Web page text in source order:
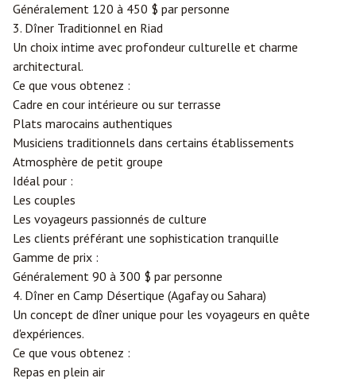
Généralement 120 à 450 $ par personne
3. Dîner Traditionnel en Riad
Un choix intime avec profondeur culturelle et charme
architectural.
Ce que vous obtenez :
Cadre en cour intérieure ou sur terrasse
Plats marocains authentiques
Musiciens traditionnels dans certains établissements
Atmosphère de petit groupe
Idéal pour :
Les couples
Les voyageurs passionnés de culture
Les clients préférant une sophistication tranquille
Gamme de prix :
Généralement 90 à 300 $ par personne
4. Dîner en Camp Désertique (Agafay ou Sahara)
Un concept de dîner unique pour les voyageurs en quête
d'expériences.
Ce que vous obtenez :
Repas en plein air